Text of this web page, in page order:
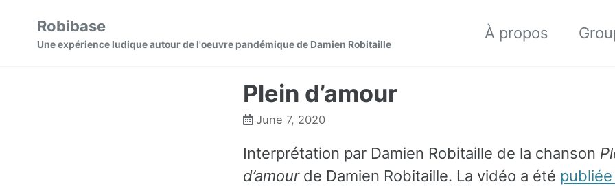
Skip
Robibase
Une expérience ludique autour de l'oeuvre pandémique de Damien Robitaille
À propos
Plein d’amour
June 7, 2020
Interprétation par Damien Robitaille de la chanson
d’amourde Damien Robitaille. La vidéo a été